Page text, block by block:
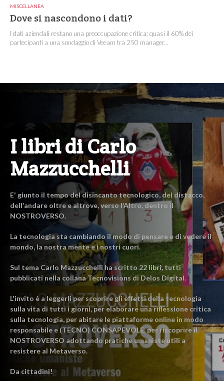
MISCELLANEA
Dove si nascondono i dati?
I dati aziendali restano una preoccupazione critica: quasi il 60% dei
partecipanti a una sondaggio di Veeam tra 250 manager...
I libri di Carlo
Mazzucchelli
E' giunto il tempo del disincanto tecnologico, del distacco,
dell’andare oltre e altrove, verso l’Altro, dentro il
NOSTROVERSO.
La tecnologia sta cambiando il modo di pensare e di vedere il
mondo, la nostra mente e i nostri cuori.
Sul tema Carlo Mazzucchelli ha scritto 22 libri, tutti
pubblicati nella collana Tecnovisions di Delos Digital.
L'invito è a leggerli per scoprire gli effetti della tecnologia
sulla vita di tutti i giorni, per elaborare una riflessione critica
sulla tecnologia, per abitare le piattaforme online in modo
responsabile e (TECNO) CONSAPEVOLE, per riscoprire il
NOSTROVERSO adottando pratiche umaniste utili a
resistere al Metaverso.
Da cittadini!